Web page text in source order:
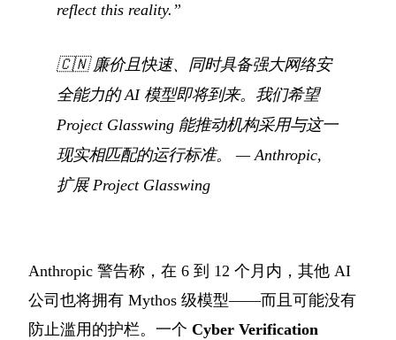
reflect this reality.”
🇨🇳廉价且快速、同时具备强大网络安
全能力的 AI 模型即将到来。我们希望
Project Glasswing 能推动机构采用与这一
现实相匹配的运行标准。
— Anthropic,
扩展 Project Glasswing
Anthropic 警告称，在 6 到 12 个月内，其他 AI
公司也将拥有 Mythos 级模型——而且可能没有
防止滥用的护栏。一个 Cyber Verification